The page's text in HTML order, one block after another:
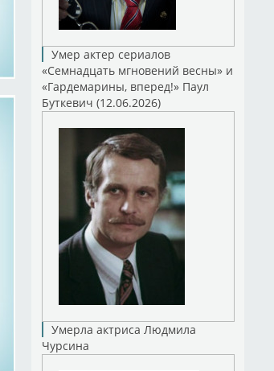
Умер актер сериалов
«Семнадцать мгновений весны» и
«Гардемарины, вперед!» Паул
Буткевич (12.06.2026)
Умерла актриса Людмила
Чурсина